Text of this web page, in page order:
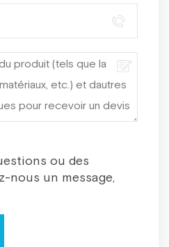
ou des
nous un message,